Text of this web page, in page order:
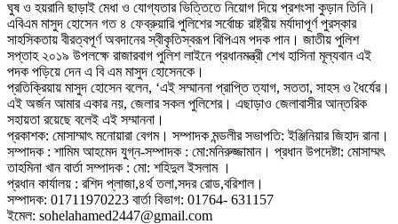
ঘুষ ও হয়রানি ছাড়াই মেধা ও যোগ্যতার ভিত্তিতে নিয়োগ দিয়ে প্রশংসা কুড়ান তিনি।
এবিএম মাসুদ হোসেন গত ৪ ফেব্রুয়ারি পুলিশের সর্বোচ্চ রাষ্ট্রীয় মর্যাদাপূর্ণ পুরস্কার
সাহসিকতায় বীরত্বপূর্ণ অবদানের স্বীকৃতিস্বরূপ বিপিএম পদক পান। জাতীয় পুলিশ
সপ্তাহ ২০১৯ উপলক্ষে রাজারবাগ পুলিশ লাইনে প্রধানমন্ত্রী শেখ হাসিনা মূল্যবান এই
পদক পড়িয়ে দেন এ বি এম মাসুদ হোসেনকে।
প্রতিক্রিয়ায় মাসুদ হোসেন বলেন, ‘এই সম্মাননা প্রাপ্তি ত্যাগ, সততা, সাহস ও ধৈর্যের।
এই অর্জন আমার একার নয়, জেলার সকল পুলিশের। এছাড়াও জেলাবাসীর আন্তরিক
সহায়তা রয়েছে বলেই এই সম্মাননা।
প্রকাশক: মোসাম্মাৎ মনোয়ারা বেগম। সম্পাদক মন্ডলীর সভাপতি: ইঞ্জিনিয়ার জিহাদ রানা।
সম্পাদক : শামিম আহমেদ যুগ্ন-সম্পাদক : মো:মনিরুজ্জামান। প্রধান উপদেষ্টা: মোসাম্মৎ
তাহমিনা খান বার্তা সম্পাদক : মো: শহিদুল ইসলাম ।
প্রধান কার্যালয় : রশিদ প্লাজা,৪র্থ তলা,সদর রোড,বরিশাল।
সম্পাদক: 01711970223 বার্তা বিভাগ: 01764- 631157
ইমেল: sohelahamed2447@gmail.com